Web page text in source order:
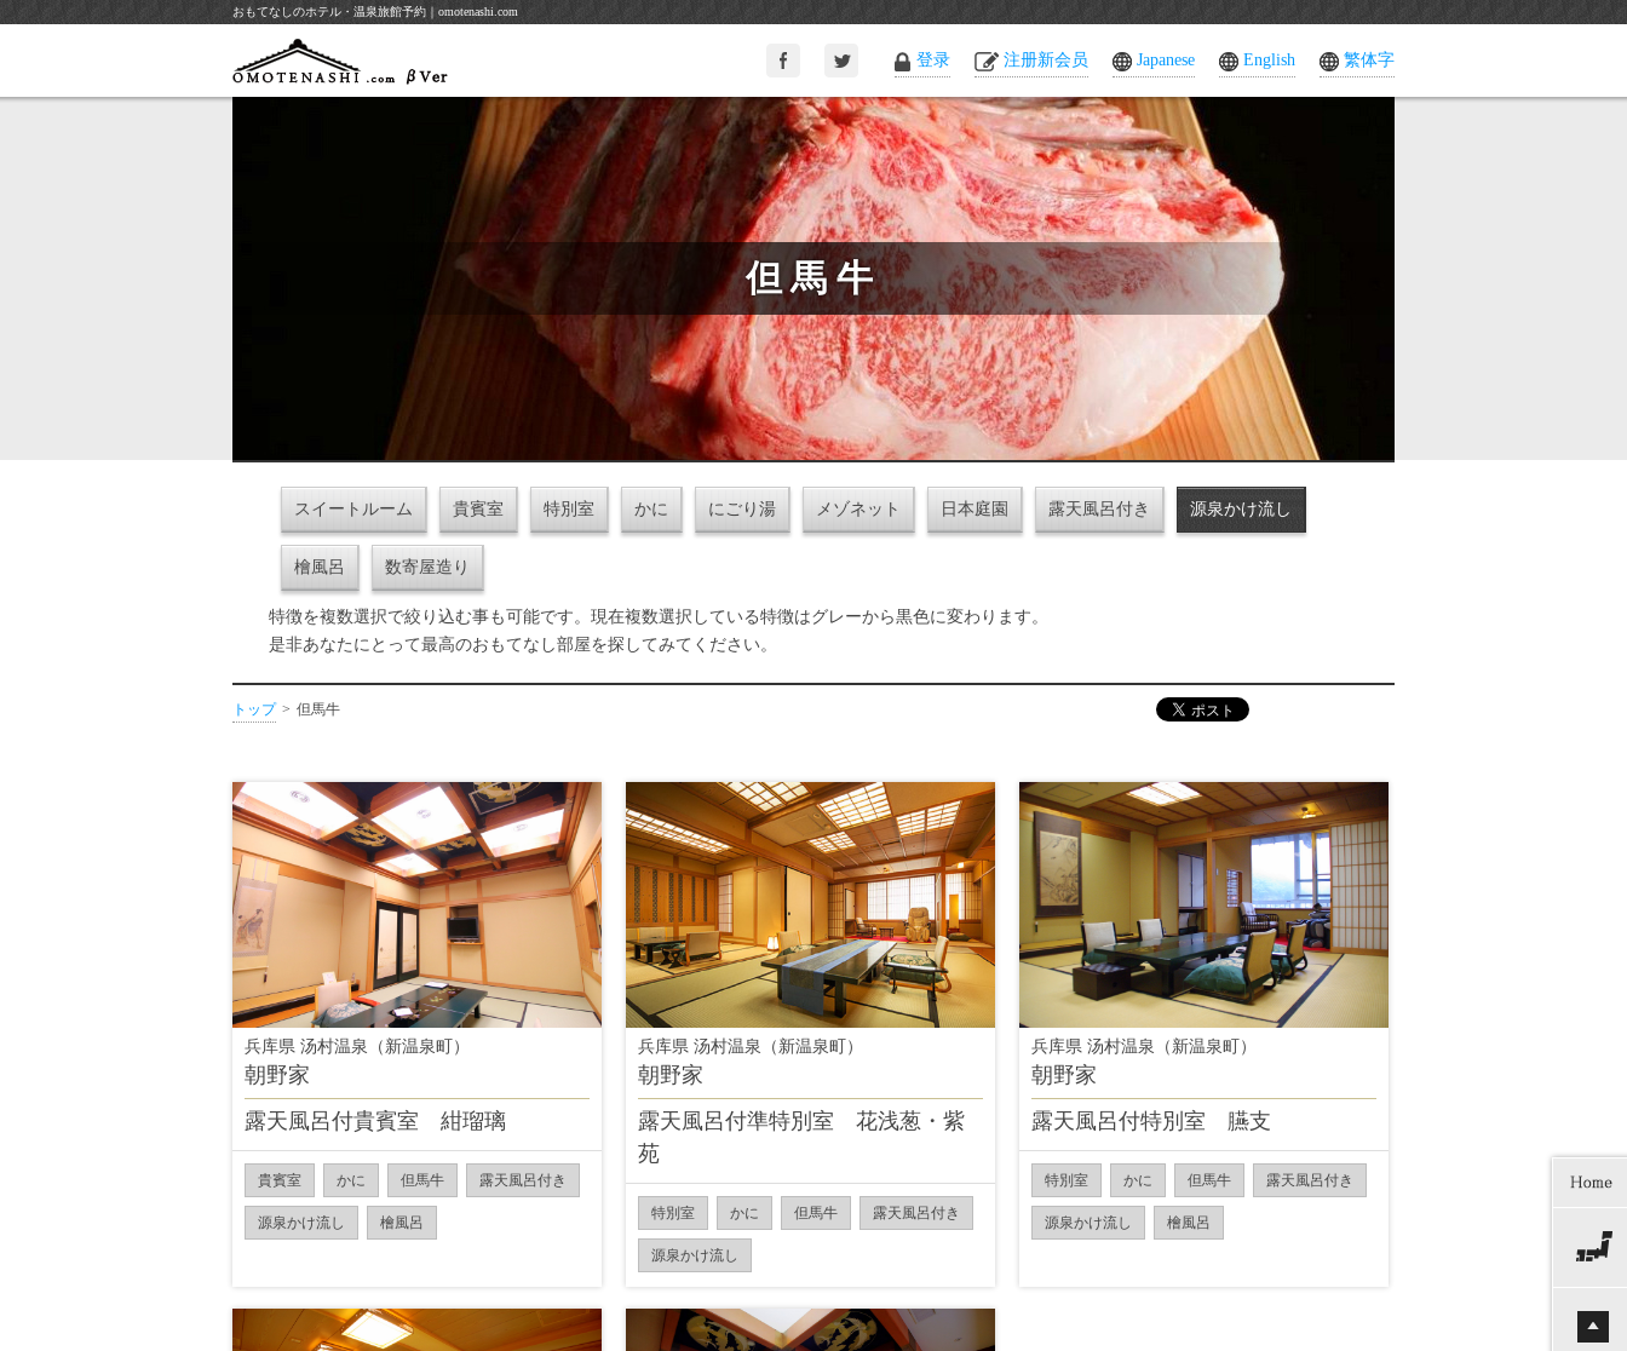
おもてなしのホテル・温泉旅館予約｜omotenashi.com
登录 注册新会员 Japanese English 繁体字
但馬牛
スイートルーム 貴賓室 特別室 かに にごり湯 メゾネット 日本庭園 露天風呂付き 源泉かけ流し
檜風呂 数寄屋造り
特徴を複数選択で絞り込む事も可能です。現在複数選択している特徴はグレーから黒色に変わります。
是非あなたにとって最高のおもてなし部屋を探してみてください。
トップ 但馬牛
兵库県 汤村温泉（新温泉町）
朝野家
露天風呂付貴賓室 紺瑠璃
貴賓室 かに 但馬牛 露天風呂付き
源泉かけ流し 檜風呂
兵库県 汤村温泉（新温泉町）
朝野家
露天風呂付準特別室 花浅葱・紫
苑
特別室 かに 但馬牛 露天風呂付き
源泉かけ流し
兵库県 汤村温泉（新温泉町）
朝野家
露天風呂付特別室 臙支
特別室 かに 但馬牛 露天風呂付き
源泉かけ流し 檜風呂